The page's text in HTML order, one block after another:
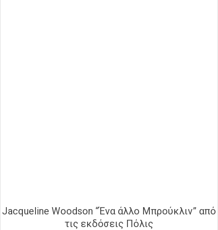
Jacqueline Woodson “Ένα άλλο Μπρούκλιν” από
τις εκδόσεις Πόλις